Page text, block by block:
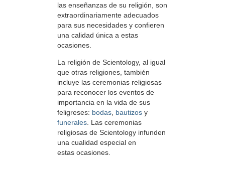
las enseñanzas de su religión, son
extraordinariamente adecuados
para sus necesidades y confieren
una calidad única a estas
ocasiones.
La religión de Scientology, al igual
que otras religiones, también
incluye las ceremonias religiosas
para reconocer los eventos de
importancia en la vida de sus
feligreses: bodas bautizos y
funerales . Las ceremonias
religiosas de Scientology infunden
una cualidad especial en
estas ocasiones.